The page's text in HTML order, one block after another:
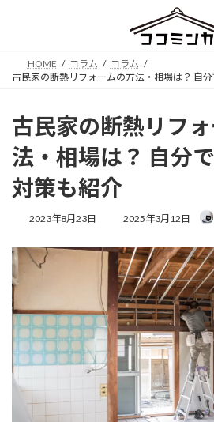
HOME コラム
コラム
古民家の断熱リフォームの方法・相場は？ 自
古民家の断熱リフ
法・相場は？ 自分
対策も紹介
2023年8月23日
最
新
日
時
:
2025年3月12日